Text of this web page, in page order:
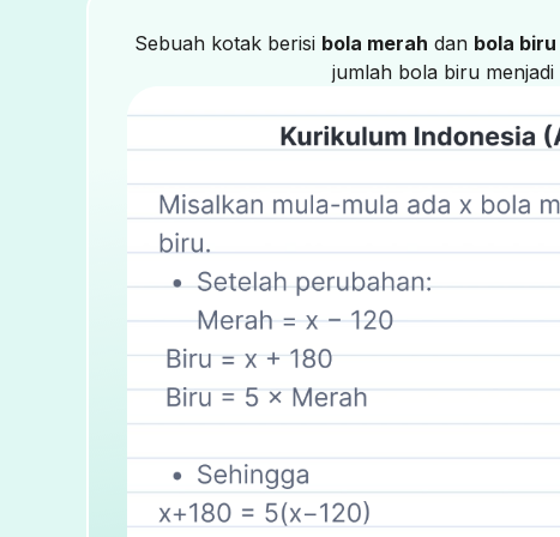
Sebuah kotak berisi bola merah dan bola biru
jumlah bola biru menjadi